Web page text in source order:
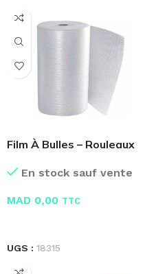
Film À Bulles – Rouleaux
En stock sauf vente
MAD 0,00 TTC
UGS : 18315